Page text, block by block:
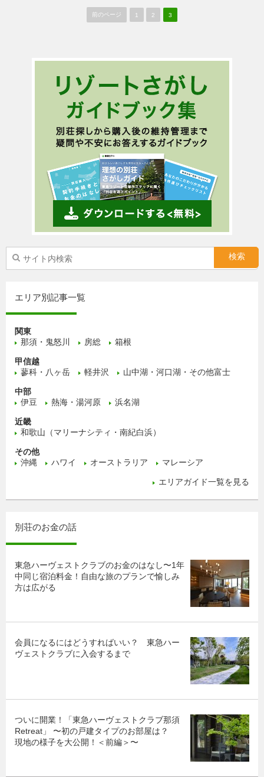
前のページ 1 2 3
エリア別記事一覧
関東
那須・鬼怒川
房総 箱根
甲信越
蓼科・八ヶ岳
軽井沢 山中湖・河口湖・その他富士
中部
伊豆
熱海・湯河原 浜名湖
近畿
和歌山（マリーナシティ・南紀白浜）
その他
沖縄
ハワイ オーストラリア マレーシア
エリアガイド一覧を見る
別荘のお金の話
東急ハーヴェストクラブのお金のはなし〜1年
中同じ宿泊料金！自由な旅のプランで愉しみ
方は広がる
会員になるにはどうすればいい？ 東急ハー
ヴェストクラブに入会するまで
ついに開業！「東急ハーヴェストクラブ那須
Retreat」 〜初の戸建タイプのお部屋は？
現地の様子を大公開！＜前編＞〜